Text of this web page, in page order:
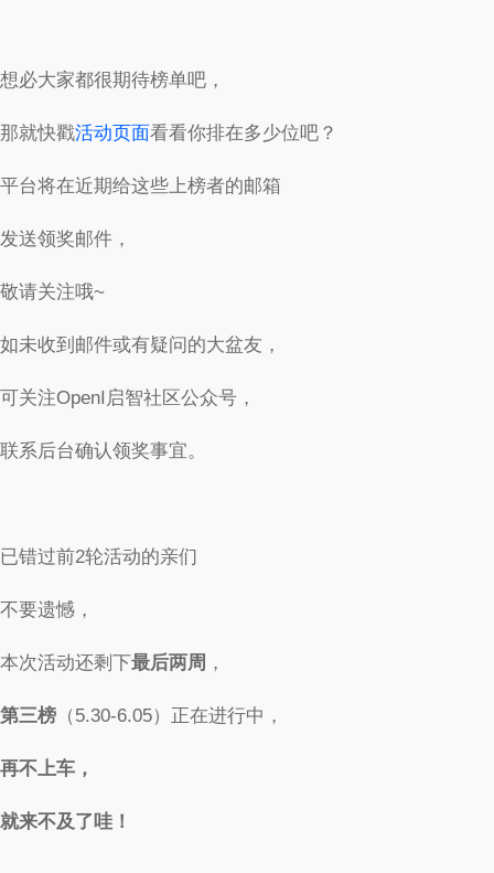
想必大家都很期待榜单吧，
那就快戳活动页面看看你排在多少位吧？
平台将在近期给这些上榜者的邮箱
发送领奖邮件，
敬请关注哦~
如未收到邮件或有疑问的大盆友，
可关注OpenI启智社区公众号，
联系后台确认领奖事宜。
已错过前2轮活动的亲们
不要遗憾，
本次活动还剩下最后两周 ，
第三榜 （5.30-6.05）正在进行中，
再不上车，
就来不及了哇！